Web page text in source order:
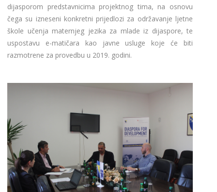
dijasporom predstavnicima projektnog tima, na osnovu
čega su izneseni konkretni prijedlozi za održavanje ljetne
škole učenja maternjeg jezika za mlade iz dijaspore, te
uspostavu e-matičara kao javne usluge koje će biti
razmotrene za provedbu u 2019. godini.